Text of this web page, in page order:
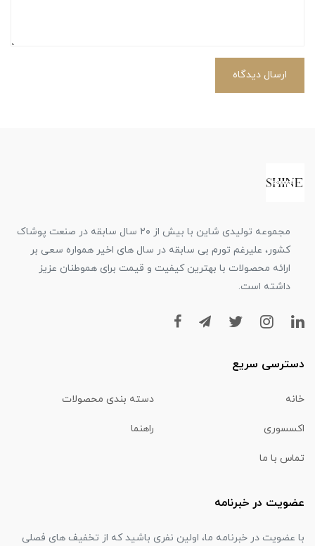
ارسال دیدگاه
مجموعه تولیدی شاین با بیش از ۲۰ سال سابقه در صنعت پوشاک
کشور، علیرغم تورم بی سابقه در سال های اخیر همواره سعی بر
ارائه محصولات با بهترین کیفیت و قیمت برای هموطنان عزیز
داشته است.
دسترسی سریع
خانه دسته بندی محصولات
اکسسوری راهنما
تماس با ما
عضویت در خبرنامه
با عضویت در خبرنامه ما، اولین نفری باشید که از تخفیف های فصلی